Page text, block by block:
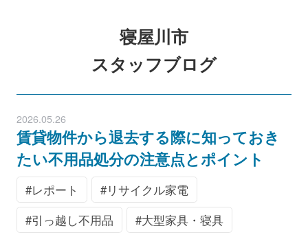
寝屋川市
スタッフブログ
2026.05.26
賃貸物件から退去する際に知っておき
たい不用品処分の注意点とポイント
レポート
リサイクル家電
引っ越し不用品
大型家具・寝具